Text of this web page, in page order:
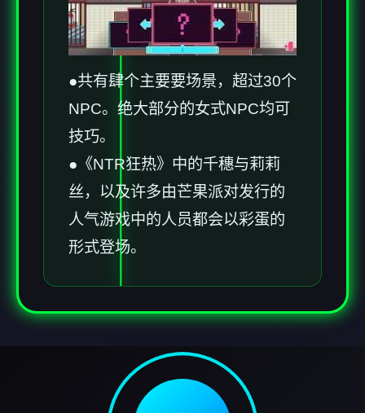
●共有肆个主要要场景，超过30个
NPC。绝大部分的女式NPC均可
技巧。
●《NTR狂热》中的千穗与莉莉
丝，以及许多由芒果派对发行的
人气游戏中的人员都会以彩蛋的
形式登场。